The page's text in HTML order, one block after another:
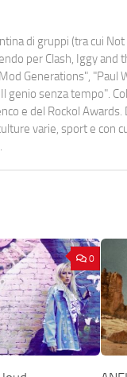
di gruppi (tra cui
per Clash, Iggy and
Generations", "Paul
senza tempo".
e del Rockol
varie, sport e con
0